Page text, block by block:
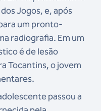
Jogos, e, após
um pronto-
radiografia. Em um
é de lesão
Tocantins, o jovem
passou a